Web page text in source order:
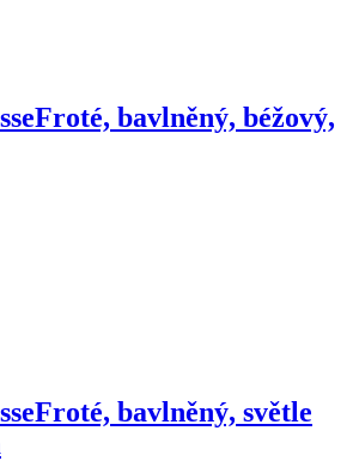
Froté, bavlněný, béžový,
Froté, bavlněný, světle